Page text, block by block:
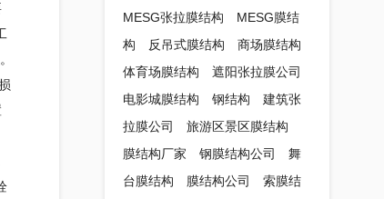
MESG张拉膜结构
MESG膜结
构
反吊式膜结构
商场膜结构
体育场膜结构
遮阳张拉膜公司
电影城膜结构
钢结构
建筑张
拉膜公司
旅游区景区膜结构
膜结构厂家
钢膜结构公司
舞
台膜结构
膜结构公司
索膜结